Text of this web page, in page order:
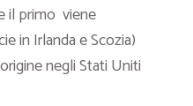
il primo viene
in Irlanda e Scozia)
negli Stati Uniti